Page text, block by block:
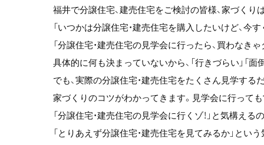
福井で分譲住宅、建売住宅をご検討の皆様、家づくり
「いつかは分譲住宅・建売住宅を購入したいけど、今す
「分譲住宅・建売住宅の見学会に行ったら、買わなきゃ
具体的に何も決まっていないから、「行きづらい」「
でも、実際の分譲住宅・建売住宅をたくさん見学する
家づくりのコツがわかってきます。見学会に行って
「分譲住宅・建売住宅の見学会に行くゾ！」と気構える
「とりあえず分譲住宅・建売住宅を見てみるか」とい